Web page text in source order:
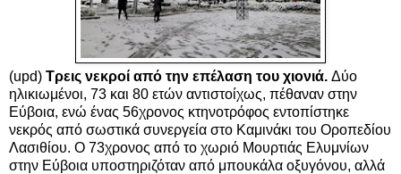
(upd) Τρεις νεκροί από την επέλαση του χιονιά. Δύο
ηλικιωμένοι, 73 και 80 ετών αντιστοίχως, πέθαναν στην
Εύβοια, ενώ ένας 56χρονος κτηνοτρόφος εντοπίστηκε
νεκρός από σωστικά συνεργεία στο Καμινάκι του Οροπεδίου
Λασιθίου. Ο 73χρονος από το χωριό Μουρτιάς Ελυμνίων
στην Εύβοια υποστηριζόταν από μπουκάλα οξυγόνου, αλλά